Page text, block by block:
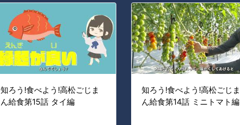
知ろう!食べよう!高松ごじま
ん給食第15話 タイ編
知ろう!食べよう!高松ごじま
ん給食第14話 ミニトマト編